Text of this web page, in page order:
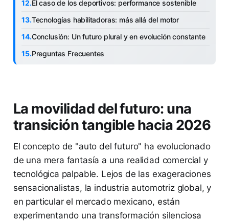
El caso de los deportivos: performance sostenible
Tecnologías habilitadoras: más allá del motor
Conclusión: Un futuro plural y en evolución constante
Preguntas Frecuentes
La movilidad del futuro: una
transición tangible hacia 2026
El concepto de "auto del futuro" ha evolucionado
de una mera fantasía a una realidad comercial y
tecnológica palpable. Lejos de las exageraciones
sensacionalistas, la industria automotriz global, y
en particular el mercado mexicano, están
experimentando una transformación silenciosa